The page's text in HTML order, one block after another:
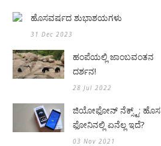
ಹೊಸವರ್ಷದ ಶುಭಾಶಯಗಳು
31 Dec 2023
ಹಂಪೆಯಲ್ಲಿ ಜಾಂಬವಂತನ
ದರ್ಶನ!
28 Jul 2022
ಜಿಯೋಫೋನ್ ನೆಕ್ಸ್ಟ್: ಹೊಸ
ಫೋನಿನಲ್ಲಿ ಏನೆಲ್ಲ ಇದೆ?
03 Nov 2021